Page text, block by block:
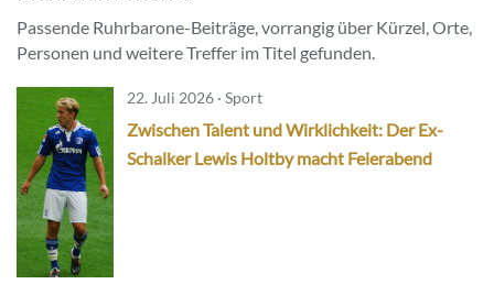
Passende Ruhrbarone-Beiträge, vorrangig über Kürzel, Orte,
Personen und weitere Treffer im Titel gefunden.
22. Juli 2026 · Sport
Zwischen Talent und Wirklichkeit: Der Ex-
Schalker Lewis Holtby macht Feierabend